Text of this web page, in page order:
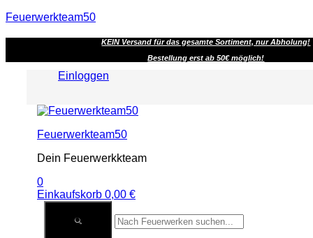
Feuerwerkteam50
KEIN Versand für das gesamte Sortiment, nur Abholung!
Bestellung erst ab 50€ möglich!
Einloggen
Menu
Feuerwerkteam50
Dein Feuerwerkkteam
0
Einkaufskorb 0,00 €